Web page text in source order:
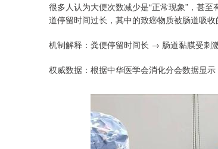
很多人认为大便次数减少是“正常现象”，甚
道停留时间过长，其中的致癌物质被肠道吸收
机制解释：粪便停留时间长 → 肠道黏膜受刺
权威数据：根据中华医学会消化分会数据显